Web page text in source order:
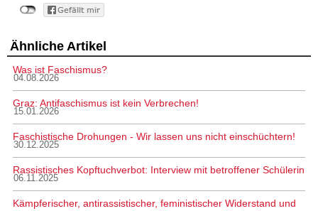
Ähnliche Artikel
Was ist Faschismus?
04.08.2026
Graz: Antifaschismus ist kein Verbrechen!
15.01.2026
Faschistische Drohungen - Wir lassen uns nicht einschüchtern!
30.12.2025
Rassistisches Kopftuchverbot: Interview mit betroffener Schülerin
06.11.2025
Kämpferischer, antirassistischer, feministischer Widerstand und